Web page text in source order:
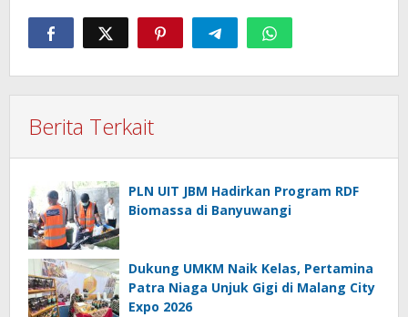
Berita Terkait
PLN UIT JBM Hadirkan Program RDF
Biomassa di Banyuwangi
Dukung UMKM Naik Kelas, Pertamina
Patra Niaga Unjuk Gigi di Malang City
Expo 2026